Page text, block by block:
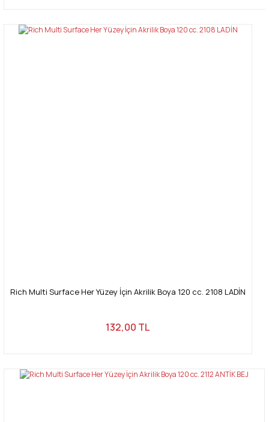
Rich Multi Surface Her Yüzey İçin Akrilik Boya 120 cc. 2108 LADİN
132,00 TL